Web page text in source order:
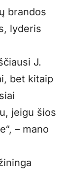
brandos
lyderis
J.
bet kitaip
jeigu šios
– mano